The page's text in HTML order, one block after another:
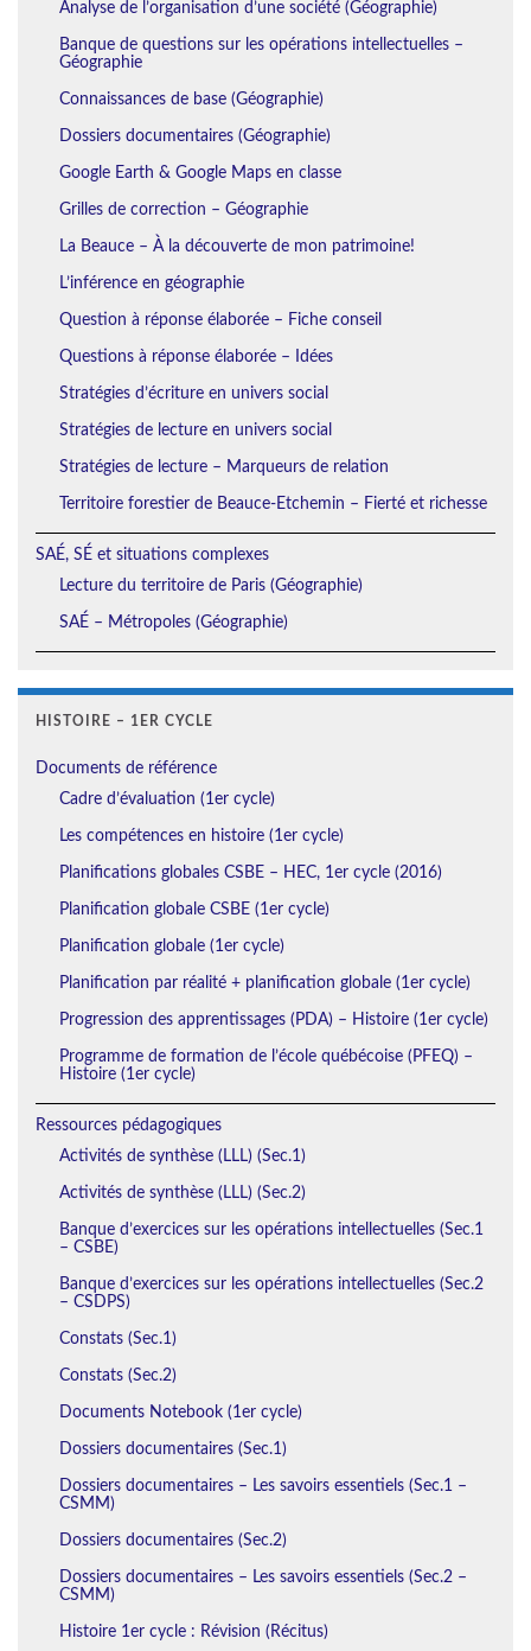
Analyse de l’organisation d’une société (Géographie)
Banque de questions sur les opérations intellectuelles –
Géographie
Connaissances de base (Géographie)
Dossiers documentaires (Géographie)
Google Earth & Google Maps en classe
Grilles de correction – Géographie
La Beauce – À la découverte de mon patrimoine!
L’inférence en géographie
Question à réponse élaborée – Fiche conseil
Questions à réponse élaborée – Idées
Stratégies d’écriture en univers social
Stratégies de lecture en univers social
Stratégies de lecture – Marqueurs de relation
Territoire forestier de Beauce-Etchemin – Fierté et richesse
SAÉ, SÉ et situations complexes
Lecture du territoire de Paris (Géographie)
SAÉ – Métropoles (Géographie)
HISTOIRE – 1ER CYCLE
Documents de référence
Cadre d’évaluation (1er cycle)
Les compétences en histoire (1er cycle)
Planifications globales CSBE – HEC, 1er cycle (2016)
Planification globale CSBE (1er cycle)
Planification globale (1er cycle)
Planification par réalité + planification globale (1er cycle)
Progression des apprentissages (PDA) – Histoire (1er cycle)
Programme de formation de l’école québécoise (PFEQ) –
Histoire (1er cycle)
Ressources pédagogiques
Activités de synthèse (LLL) (Sec.1)
Activités de synthèse (LLL) (Sec.2)
Banque d’exercices sur les opérations intellectuelles (Sec.1
– CSBE)
Banque d’exercices sur les opérations intellectuelles (Sec.2
– CSDPS)
Constats (Sec.1)
Constats (Sec.2)
Documents Notebook (1er cycle)
Dossiers documentaires (Sec.1)
Dossiers documentaires – Les savoirs essentiels (Sec.1 –
CSMM)
Dossiers documentaires (Sec.2)
Dossiers documentaires – Les savoirs essentiels (Sec.2 –
CSMM)
Histoire 1er cycle : Révision (Récitus)